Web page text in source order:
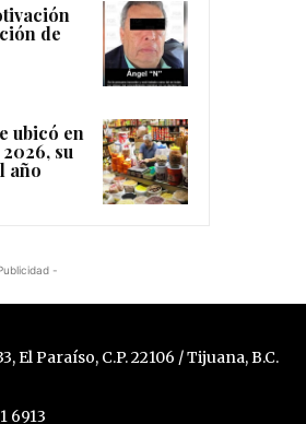
de
ubicó en
su
año
-
El Paraíso, C.P. 22106 / Tijuana, B.C.
6913